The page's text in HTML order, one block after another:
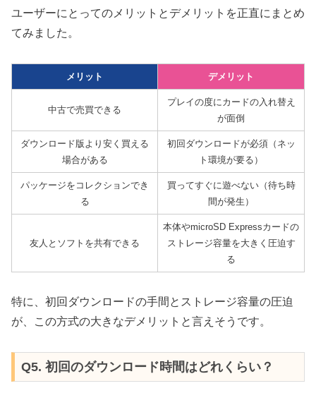
ユーザーにとってのメリットとデメリットを正直にまとめ
てみました。
メリット デメリット
中古で売買できる
プレイの度にカードの入れ替え
が面倒
ダウンロード版より安く買える
場合がある
初回ダウンロードが必須（ネッ
ト環境が要る）
パッケージをコレクションでき
る
買ってすぐに遊べない（待ち時
間が発生）
友人とソフトを共有できる
本体やmicroSD Expressカードの
ストレージ容量を大きく圧迫す
る
特に、初回ダウンロードの手間とストレージ容量の圧迫
が、この方式の大きなデメリットと言えそうです。
Q5. 初回のダウンロード時間はどれくらい？